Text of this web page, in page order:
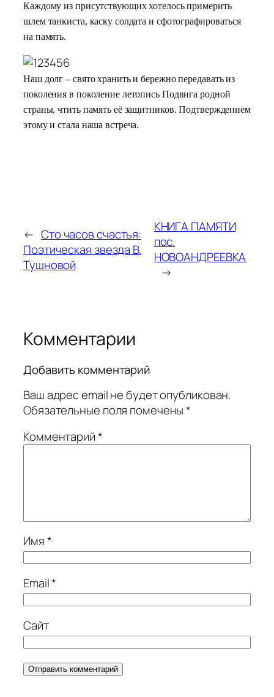
Каждому из присутствующих хотелось примерить
шлем танкиста, каску солдата и сфотографироваться
на память.
Наш долг – свято хранить и бережно передавать из
поколения в поколение летопись Подвига родной
страны, чтить память её защитников. Подтверждением
этому и стала наша встреча.
← Сто часов счастья:
Поэтическая звезда В.
Тушновой
КНИГА ПАМЯТИ
пос.
НОВОАНДРЕЕВКА
→
Комментарии
Добавить комментарий
Ваш адрес email не будет опубликован.
Обязательные поля помечены*
Комментарий*
Имя*
Email*
Сайт